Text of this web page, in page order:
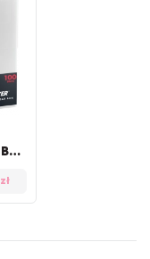
Preservers in Clear Box (100)
zł